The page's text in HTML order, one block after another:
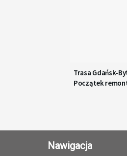
Trasa Gdańsk-
Początek
Nawigacja